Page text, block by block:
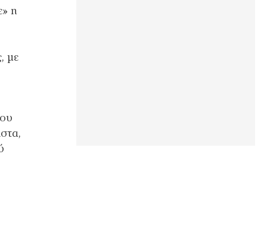
η
με